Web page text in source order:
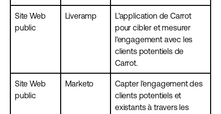
Site Web
public
Liveramp
L'application de Carrot
pour cibler et mesurer
l'engagement avec les
clients potentiels de
Carrot.
Site Web
public
Marketo
Capter l'engagement des
clients potentiels et
existants à travers les